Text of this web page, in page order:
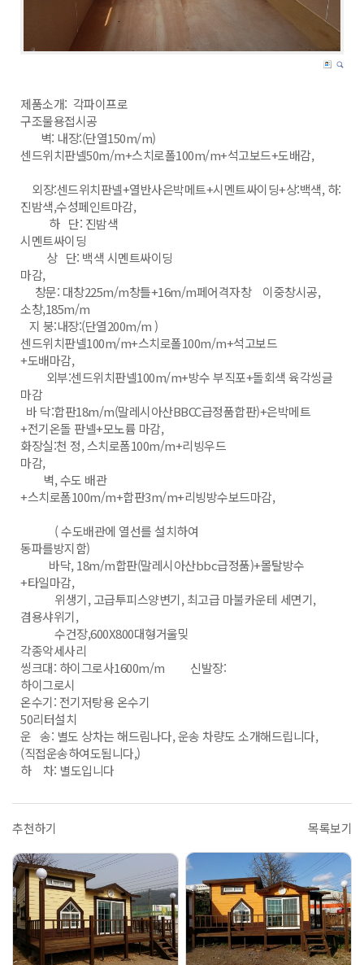
제품소개: 각파이프로
구조물용접시공
벽: 내장:(단열150m/m)
센드위치판넬50m/m+스치로폴100m/m+석고보드+도배감,
외장:센드위치판넬+열반사은박메트+시멘트싸이딩+상:백색, 하:
진밤색,수성페인트마감,
하 단: 진밤색
시멘트싸이딩
상 단: 백색 시멘트싸이딩
마감,
창문: 대창225m/m창틀+16m/m페어격자창 이중창시공,
소창,185m/m
지 붕:내장:(단열200m/m )
센드위치판넬100m/m+스치로폴100m/m+석고보드
+도배마감,
외부:센드위치판넬100m/m+방수 부직포+돌회색 육각씽글
마감
바 닥:합판18m/m(말레시아산BBCC급정품합판)+은박메트
+전기온돌 판넬+모노륨 마감,
화장실:천 정, 스치로폼100m/m+리빙우드
마감,
벽, 수도 배관
+스치로폼100m/m+합판3m/m+리빙방수보드마감,
( 수도배관에 열선를 설치하여
동파를방지함)
바닥, 18m/m합판(말레시아산bbc급정품)+몰탈방수
+타일마감,
위생기, 고급투피스양변기, 최고급 마불카운테 세면기,
겸용샤위기,
수건장,600X800대형거울밎
각종악세사리
씽크대: 하이그로사1600m/m 신발장:
하이그로시
온수기: 전기저탕용 온수기
50리터설치
운 송: 별도 상차는 해드림나다, 운송 차량도 소개해드립니다,
(직접운송하여도됨니다,)
하 차: 별도입니다
추천하기 목록보기